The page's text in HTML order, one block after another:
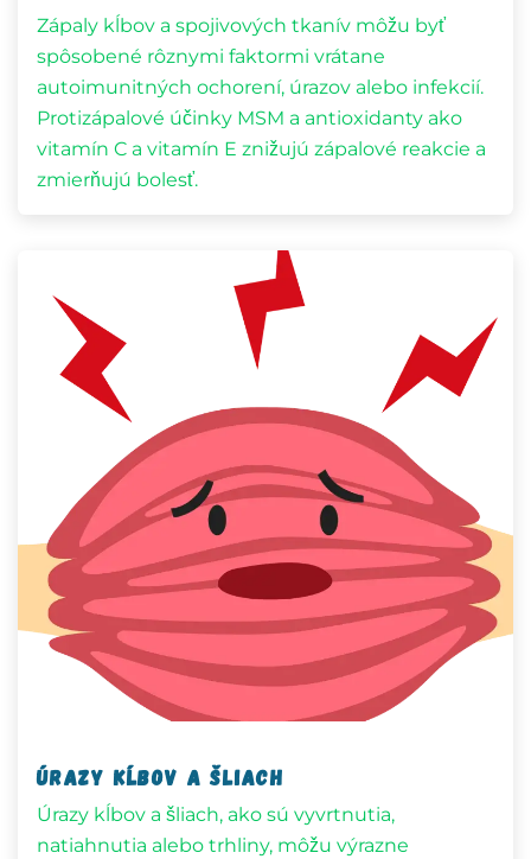
Zápaly kĺbov a spojivových tkanív môžu byť
spôsobené rôznymi faktormi vrátane
autoimunitných ochorení, úrazov alebo infekcií.
Protizápalové účinky MSM a antioxidanty ako
vitamín C a vitamín E znižujú zápalové reakcie a
zmierňujú bolesť.
Úrazy kĺbov a šliach
Úrazy kĺbov a šliach, ako sú vyvrtnutia,
natiahnutia alebo trhliny, môžu výrazne